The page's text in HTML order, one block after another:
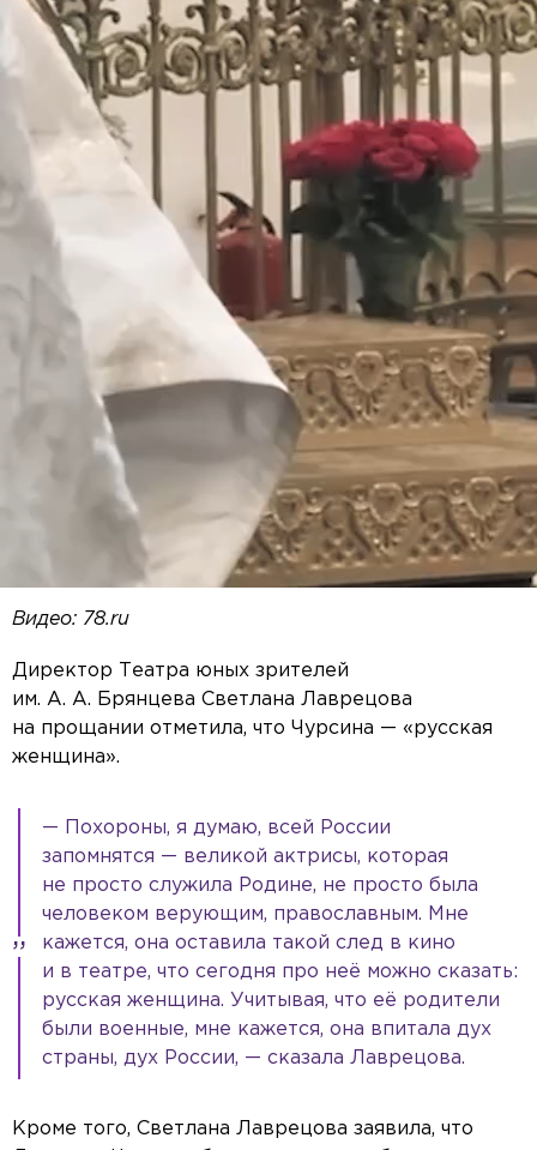
Видео: 78.ru
Директор Театра юных зрителей
им. А. А. Брянцева Светлана Лаврецова
на прощании отметила, что Чурсина — «русская
женщина».
— Похороны, я думаю, всей России
запомнятся — великой актрисы, которая
не просто служила Родине, не просто была
человеком верующим, православным. Мне
кажется, она оставила такой след в кино
и в театре, что сегодня про неё можно сказать:
русская женщина. Учитывая, что её родители
были военные, мне кажется, она впитала дух
страны, дух России, — сказала Лаврецова.
Кроме того, Светлана Лаврецова заявила, что